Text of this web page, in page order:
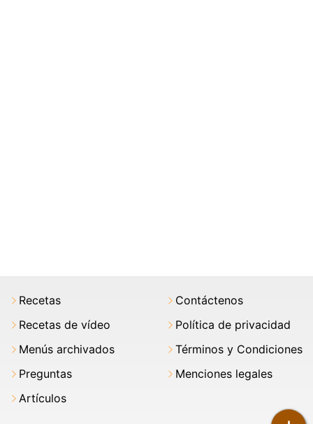
Recetas
Recetas de vídeo
Menús archivados
Preguntas
Artículos
Contáctenos
Política de privacidad
Términos y Condiciones
Menciones legales